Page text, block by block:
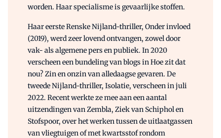
worden. Haar specialisme is gevaarlijke stoffen.
Haar eerste Renske Nijland-thriller, Onder invloed
(2019), werd zeer lovend ontvangen, zowel door
vak- als algemene pers en publiek. In 2020
verscheen een bundeling van blogs in Hoe zit dat
nou? Zin en onzin van alledaagse gevaren. De
tweede Nijland-thriller, Isolatie, verscheen in juli
2022. Recent werkte ze mee aan een aantal
uitzendingen van Zembla, Ziek van Schiphol en
Stofspoor, over het werken tussen de uitlaatgassen
van vliegtuigen of met kwartsstof rondom